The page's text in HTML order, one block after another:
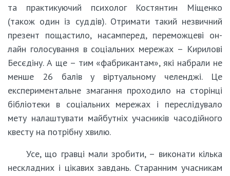
та практикуючий психолог Костянтин Міщенко
(також один із суддів). Отримати такий незвичний
презент пощастило, насамперед, переможцеві он-
лайн голосування в соціальних мережах – Кирилові
Бесєдіну. А ще – тим «фабрикантам», які набрали не
менше 26 балів у віртуальному челенджі. Це
експериментальне змагання проходило на сторінці
бібліотеки в соціальних мережах і переслідувало
мету налаштувати майбутніх учасників часодійного
квесту на потрібну хвилю.
Усе, що гравці мали зробити, – виконати кілька
нескладних і цікавих завдань. Старанним учасникам